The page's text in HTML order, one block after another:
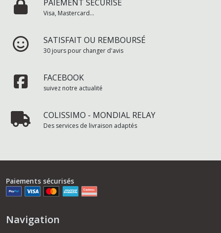
PAIEMENT SÉCURISÉ
Visa, Mastercard...
SATISFAIT OU REMBOURSÉ
30 jours pour changer d'avis
FACEBOOK
suivez notre actualité
COLISSIMO - MONDIAL RELAY
Des services de livraison adaptés
Paiements sécurisés
Navigation